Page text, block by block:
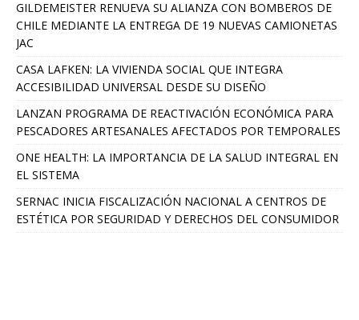
GILDEMEISTER RENUEVA SU ALIANZA CON BOMBEROS DE
CHILE MEDIANTE LA ENTREGA DE 19 NUEVAS CAMIONETAS
JAC
CASA LAFKEN: LA VIVIENDA SOCIAL QUE INTEGRA
ACCESIBILIDAD UNIVERSAL DESDE SU DISEÑO
LANZAN PROGRAMA DE REACTIVACIÓN ECONÓMICA PARA
PESCADORES ARTESANALES AFECTADOS POR TEMPORALES
ONE HEALTH: LA IMPORTANCIA DE LA SALUD INTEGRAL EN
EL SISTEMA
SERNAC INICIA FISCALIZACIÓN NACIONAL A CENTROS DE
ESTÉTICA POR SEGURIDAD Y DERECHOS DEL CONSUMIDOR